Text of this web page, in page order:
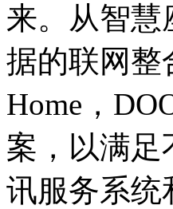
来。从智慧
据的联网整
Home，
案，以满足
讯服务系统